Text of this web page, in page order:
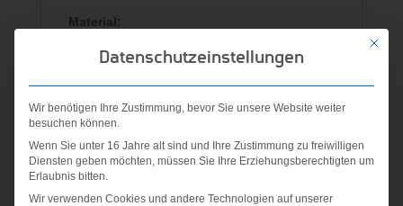
Material:
Ähnliche Produkte
Mit
Datenschutzeinstellungen
Wir benötigen Ihre Zustimmung, bevor Sie unsere Website weiter
besuchen können.
Wenn Sie unter 16 Jahre alt sind und Ihre Zustimmung zu freiwilligen
Diensten geben möchten, müssen Sie Ihre Erziehungsberechtigten um
Erlaubnis bitten.
Wir verwenden Cookies und andere Technologien auf unserer